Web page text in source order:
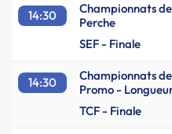
14:30
Championnats
Perche
SEF - Finale
14:30
Championnats
Promo -
TCF - Finale